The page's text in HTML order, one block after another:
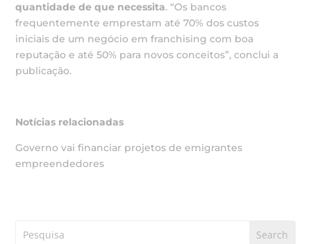
quantidade de que necessita. “Os bancos
frequentemente emprestam até 70% dos custos
iniciais de um negócio em franchising com boa
reputação e até 50% para novos conceitos”, conclui a
publicação.
Notícias relacionadas
Governo vai financiar projetos de emigrantes
empreendedores